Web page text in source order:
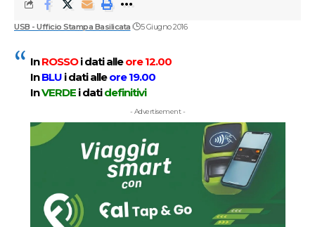
USB - Ufficio Stampa Basilicata 5 Giugno 2016
InROSSOi dati alleore 12.00
InBLUi dati alleore 19.00
InVERDEi datidefinitivi
- Advertisement -